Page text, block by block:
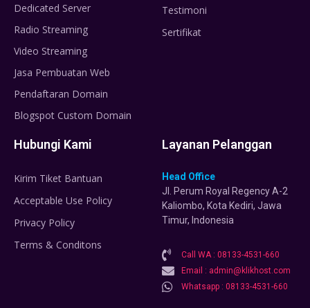
Dedicated Server
Radio Streaming
Video Streaming
Jasa Pembuatan Web
Pendaftaran Domain
Blogspot Custom Domain
Testimoni
Sertifikat
Hubungi Kami
Kirim Tiket Bantuan
Acceptable Use Policy
Privacy Policy
Terms & Conditons
Layanan Pelanggan
Head Office
Jl. Perum Royal Regency A-2
Kaliombo, Kota Kediri, Jawa
Timur, Indonesia
Call WA : 08133-4531-660
Email : admin@klikhost.com
Whatsapp : 08133-4531-660